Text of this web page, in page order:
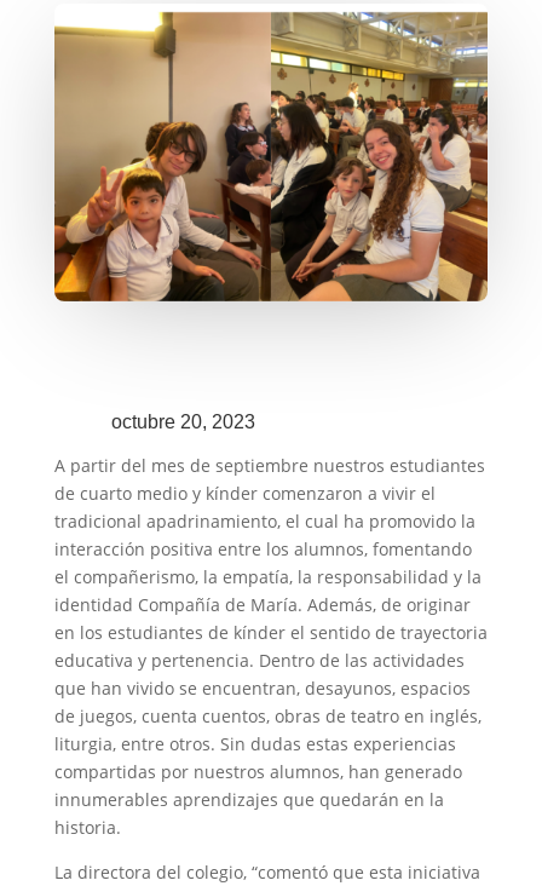
octubre 20, 2023
A partir del mes de septiembre nuestros estudiantes
de cuarto medio y kínder comenzaron a vivir el
tradicional apadrinamiento, el cual ha promovido la
interacción positiva entre los alumnos, fomentando
el compañerismo, la empatía, la responsabilidad y la
identidad Compañía de María. Además, de originar
en los estudiantes de kínder el sentido de trayectoria
educativa y pertenencia. Dentro de las actividades
que han vivido se encuentran, desayunos, espacios
de juegos, cuenta cuentos, obras de teatro en inglés,
liturgia, entre otros. Sin dudas estas experiencias
compartidas por nuestros alumnos, han generado
innumerables aprendizajes que quedarán en la
historia.
La directora del colegio, “comentó que esta iniciativa